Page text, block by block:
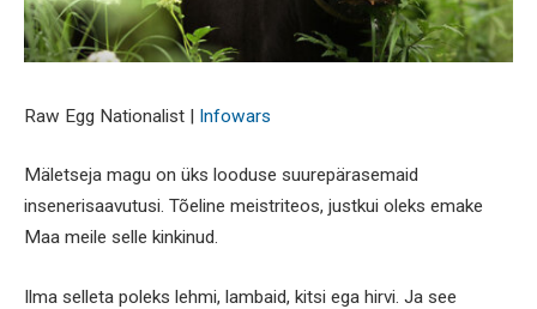
Raw Egg Nationalist | Infowars
Mäletseja magu on üks looduse suurepärasemaid
insenerisaavutusi. Tõeline meistriteos, justkui oleks emake
Maa meile selle kinkinud.
Ilma selleta poleks lehmi, lambaid, kitsi ega hirvi. Ja see